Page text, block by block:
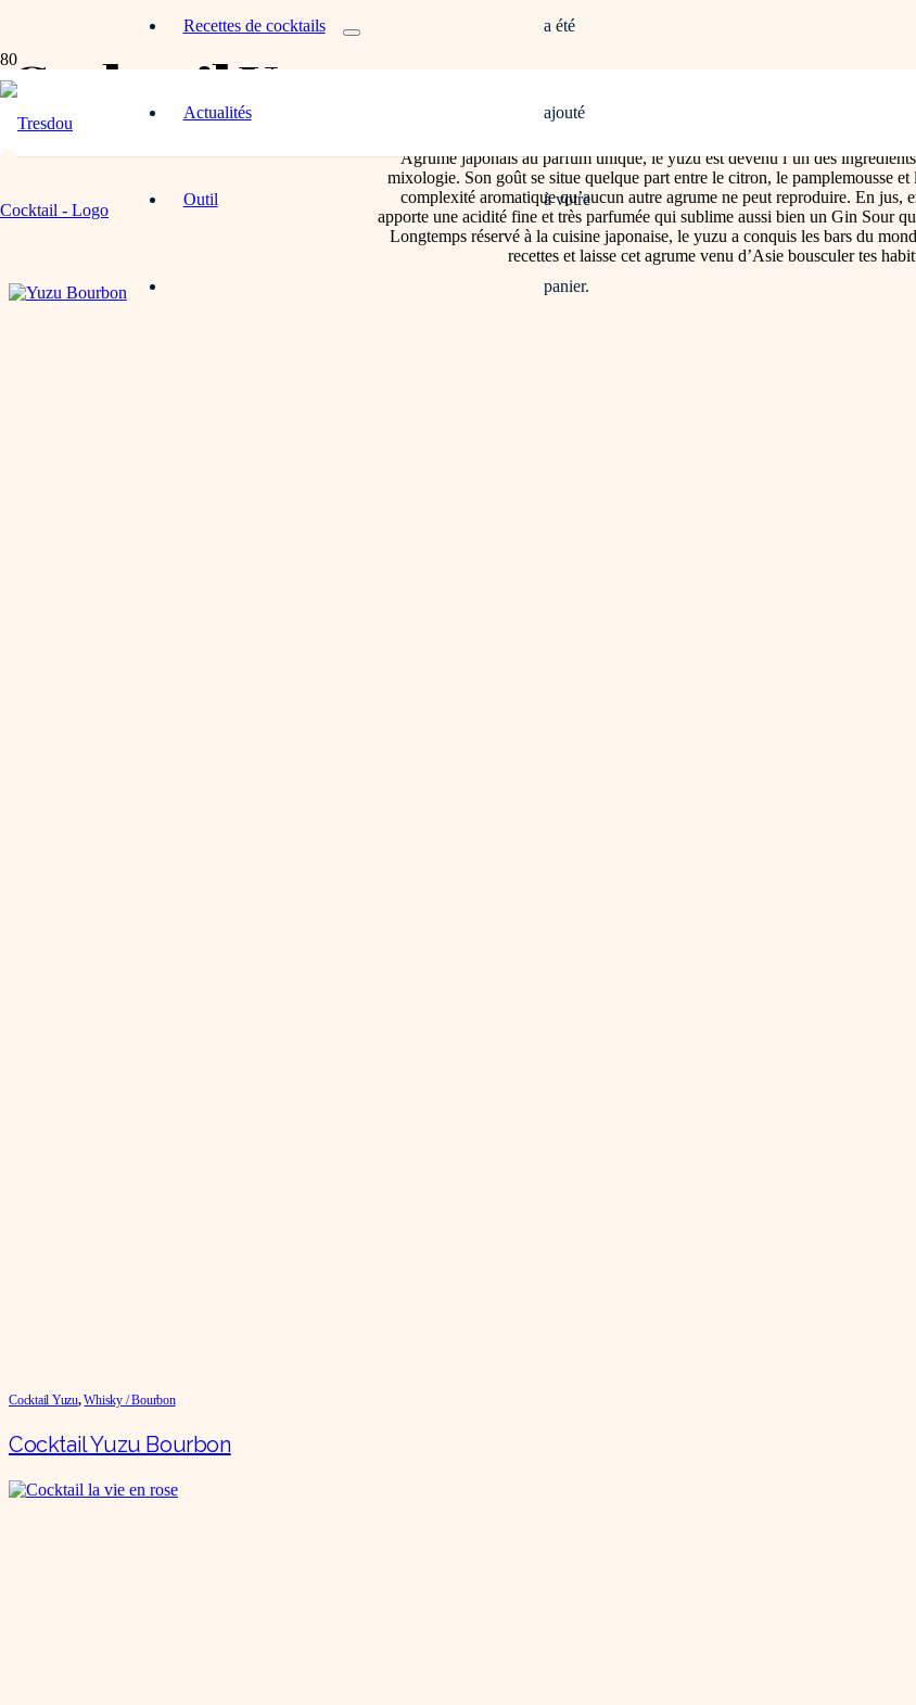
Recettes de cocktails
Actualités
Outil
a été
ajouté
à votre
panier.
Cocktail Yuzu
Agrume japonais au parfum unique, le yuzu est devenu l’un des
mixologie. Son goût se situe quelque part entre le citron, le pamplemousse et
complexité aromatique qu’aucun autre agrume ne peut reproduire. En jus,
apporte une acidité fine et très parfumée qui sublime aussi bien un Gin Sour
Longtemps réservé à la cuisine japonaise, le yuzu a conquis les bars du
recettes et laisse cet agrume venu d’Asie bousculer tes
Cocktail Yuzu,Whisky / Bourbon
Cocktail Yuzu Bourbon